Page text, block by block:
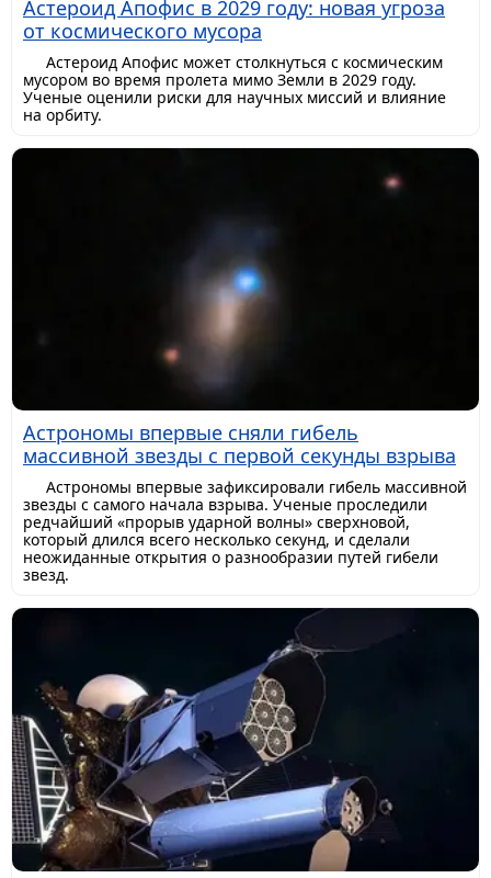
Астероид Апофис в 2029 году: новая угроза
от космического мусора
Астероид Апофис может столкнуться с космическим
мусором во время пролета мимо Земли в 2029 году.
Ученые оценили риски для научных миссий и влияние
на орбиту.
Астрономы впервые сняли гибель
массивной звезды с первой секунды взрыва
Астрономы впервые зафиксировали гибель массивной
звезды с самого начала взрыва. Ученые проследили
редчайший «прорыв ударной волны» сверхновой,
который длился всего несколько секунд, и сделали
неожиданные открытия о разнообразии путей гибели
звезд.